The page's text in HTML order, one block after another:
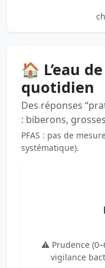
🏠 L’eau
quotidien
Des réponses
: biberons,
PFAS : pas de
systématique).
⚠️ Prudence
vigilance